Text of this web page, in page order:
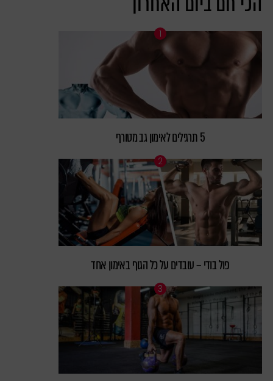
5 תרגילים לאימון גב מטורף
פול בודי – עובדים על כל הגוף באימון אחד